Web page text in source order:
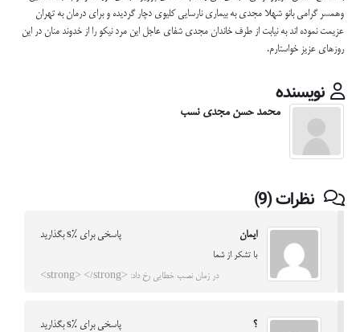
وهمسر گرامی بانو شهلا مجدی به بیماری نارسایی کلیوی دچار گردیده و برای درمان به تهران
عزیمت نموده اند به نیابت از طرف خاندان مجدی شفای عاجل این مرد نیکو را از خدوند منان در این
روزهای عزیز خواستارم.
نویسنده
محمد حسن مجدی نسب
نظرات (9)
ایمان پاسخی برای %s بگذارید
با تشکر از شما
در زمان نصب خطایی رخ داد: <strong> </strong>
؟ پاسخی برای %s بگذارید